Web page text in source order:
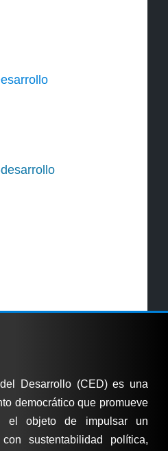
Desarrollo (CED) es una
democrático que promueve
el objeto de impulsar un
sustentabilidad política,